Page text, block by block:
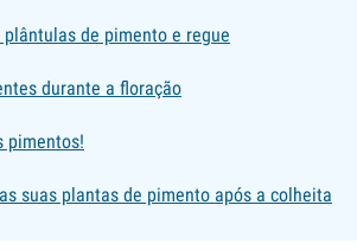
plântulas de pimento e regue
durante a floração
pimentos!
suas plantas de pimento após a colheita